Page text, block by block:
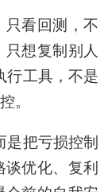
只看回测，不
想复制别人
行工具，不是
。
把亏损控制
优化、复利